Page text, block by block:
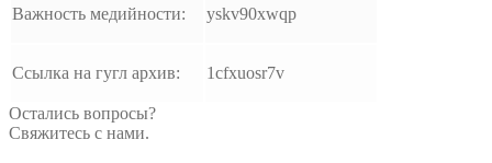
Важность медийности: yskv90xwqp
Ссылка на гугл архив: 1cfxuosr7v
Остались вопросы?
Свяжитесь с нами.